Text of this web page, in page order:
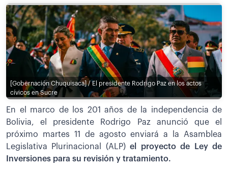
[Gobernación Chuquisaca] / El presidente Rodrigo Paz en los actos
cívicos en Sucre
En el marco de los 201 años de la independencia de
Bolivia, el presidente Rodrigo Paz anunció que el
próximo martes 11 de agosto enviará a la Asamblea
Legislativa Plurinacional (ALP)el proyecto de Ley de
Inversiones para su revisión y tratamiento.